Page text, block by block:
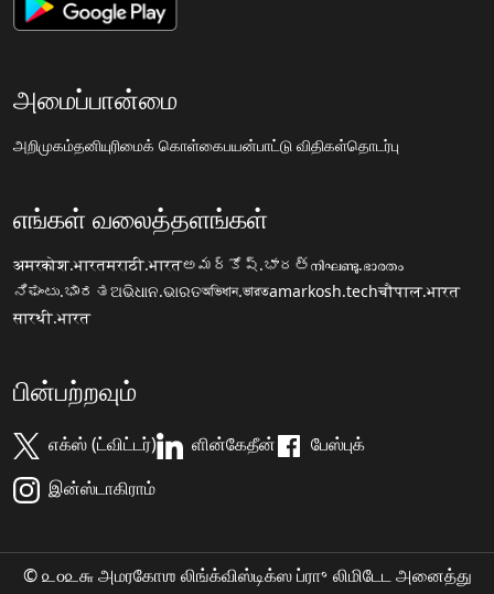
அமைப்பான்மை
அறிமுகம்தனியுரிமைக் கொள்கைபயன்பாட்டு விதிகள்தொடர்பு
எங்கள் வலைத்தளங்கள்
अमरकोश.भारतमराठी.भारतఅమర్కోష్.భారత్നിഘണ്ടു.ഭാരതം
ನಿಘಂಟು.ಭಾರತଅଭିଧାନ.ଭାରତঅভিধান.ভারতamarkosh.techचौपाल.भारत
सारथी.भारत
பின்பற்றவும்
எக்ஸ் (ட்விட்டர்) ளின்கேதீன்
பேஸ்புக்
இன்ஸ்டாகிராம்
© ௨௦௨௬ அமரகோஶ லிங்க்விஸ்டிக்ஸ ப்ரா॰ லிமிடேட அனைத்து